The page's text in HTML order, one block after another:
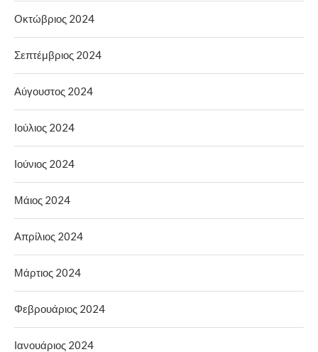
Οκτώβριος 2024
Σεπτέμβριος 2024
Αύγουστος 2024
Ιούλιος 2024
Ιούνιος 2024
Μάιος 2024
Απρίλιος 2024
Μάρτιος 2024
Φεβρουάριος 2024
Ιανουάριος 2024